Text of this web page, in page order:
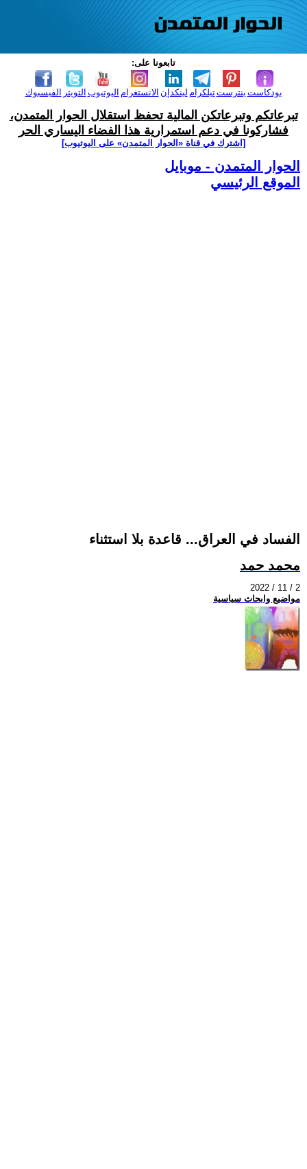
تابعونا على:
الفيسبوك التويتر اليوتيوب الانستغرام لينكدإن تيلكرامبنترست بودكاست
تبرعاتكم وتبرعاتكن المالية تحفظ استقلال الحوار المتمدن،
فشاركونا في دعم استمرارية هذا الفضاء اليساري الحر
[اشترك في قناة ‫«الحوار المتمدن» على اليوتيوب]
الحوار المتمدن - موبايل
الموقع الرئيسي
الفساد في العراق... قاعدة بلا استثناء
محمد حمد
2022 / 11 / 2
مواضيع وابحاث سياسية